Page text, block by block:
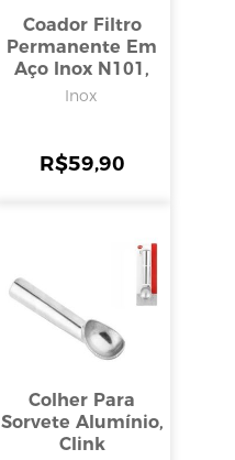
Coador Filtro
Permanente Em
Aço Inox N101,
Inga
Inox
R$59,90
Colher Para
Sorvete Alumínio,
Clink